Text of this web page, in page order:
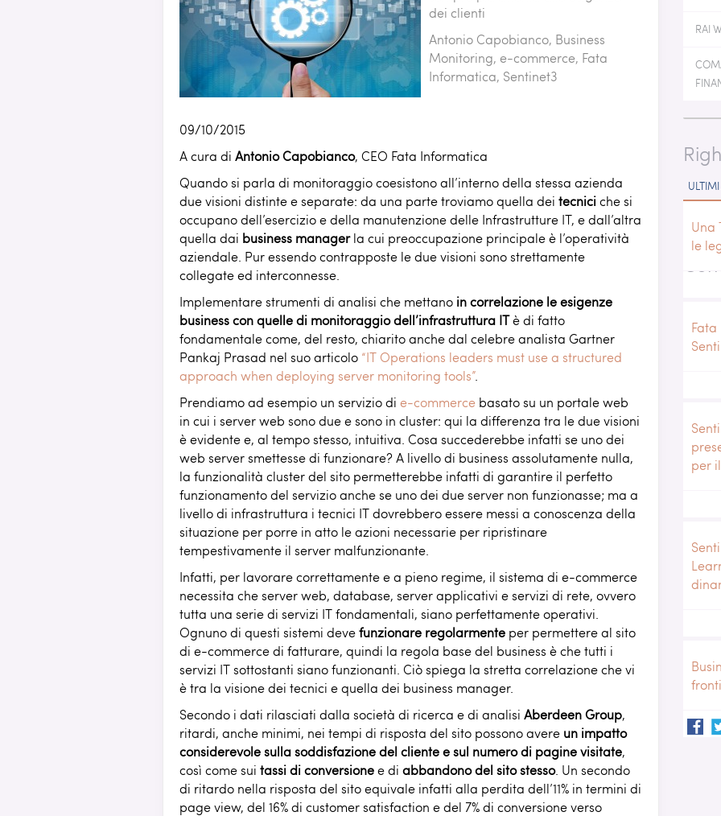
APPLICATION SERVER
PATTERN
JBOSS MONITORING
TOMCAT MONITORING
WEBLOGIC MONITORING
WEBSPHERE MONITORING
ENVIRONMENTAL PATTERN
dei clienti
Antonio Capobianco, Business
Monitoring, e-commerce, Fata
Informatica, Sentinet3
09/10/2015
A cura di Antonio Capobianco, CEO Fata Informatica
Quando si parla di monitoraggio coesistono all’interno della stessa azienda
due visioni distinte e separate: da una parte troviamo quella dei tecniciche si
occupano dell’esercizio e della manutenzione delle Infrastrutture IT, e dall’altra
quella dai business managerla cui preoccupazione principale è l’operatività
aziendale. Pur essendo contrapposte le due visioni sono strettamente
collegate ed interconnesse.
Implementare strumenti di analisi che mettano in correlazione le esigenze
business con quelle di monitoraggio dell’infrastruttura ITè di fatto
fondamentale come, del resto, chiarito anche dal celebre analista Gartner
Pankaj Prasad nel suo articolo “IT Operations leaders must use a structured
approach when deploying server monitoring tools”.
Prendiamo ad esempio un servizio di e-commerce basato su un portale web
in cui i server web sono due e sono in cluster: qui la differenza tra le due visioni
è evidente e, al tempo stesso, intuitiva. Cosa succederebbe infatti se uno dei
web server smettesse di funzionare? A livello di business assolutamente nulla,
la funzionalità cluster del sito permetterebbe infatti di garantire il perfetto
funzionamento del servizio anche se uno dei due server non funzionasse; ma a
livello di infrastruttura i tecnici IT dovrebbero essere messi a conoscenza della
situazione per porre in atto le azioni necessarie per ripristinare
tempestivamente il server malfunzionante.
Infatti, per lavorare correttamente e a pieno regime, il sistema di e-commerce
necessita che server web, database, server applicativi e servizi di rete, ovvero
tutta una serie di servizi IT fondamentali, siano perfettamente operativi.
Ognuno di questi sistemi devefunzionare regolarmente per permettere al sito
di e-commerce di fatturare, quindi la regola base del business è che tutti i
servizi IT sottostanti siano funzionanti. Ciò spiega la stretta correlazione che vi
è tra la visione dei tecnici e quella dei business manager.
Secondo i dati rilasciati dalla società di ricerca e di analisi Aberdeen Group,
ritardi, anche minimi, nei tempi di risposta del sito possono avere un impatto
considerevole sulla soddisfazione del cliente e sul numero di pagine visitate,
così come sui tassi di conversionee di abbandono del sito stesso. Un secondo
di ritardo nella risposta del sito equivale infatti alla perdita dell’11% in termini di
page view, del 16% di customer satisfaction e del 7% di conversione verso
RAI
Una
le
per